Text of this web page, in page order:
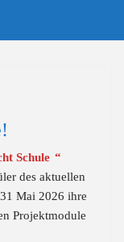
Schule “
des aktuellen
Mai 2026 ihre
Projektmodule